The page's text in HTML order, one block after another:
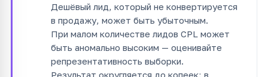
Дешёвый лид, который не конвертируется
в продажу, может быть убыточным.
При малом количестве лидов CPL может
быть аномально высоким — оценивайте
репрезентативность выборки.
Результат округляется до копеек; в